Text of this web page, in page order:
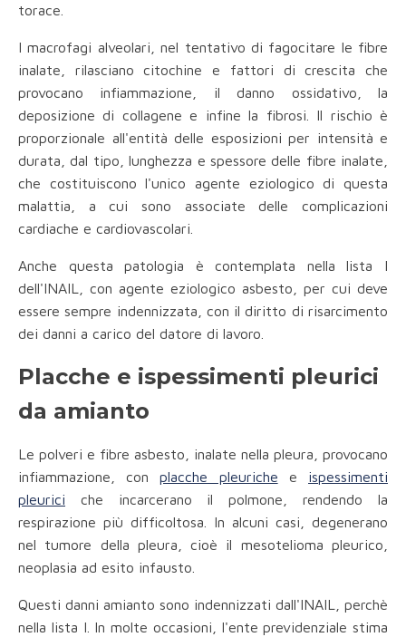
torace.
I macrofagi alveolari, nel tentativo di fagocitare le fibre
inalate, rilasciano citochine e fattori di crescita che
provocano infiammazione, il danno ossidativo, la
deposizione di collagene e infine la fibrosi. Il rischio è
proporzionale all'entità delle esposizioni per intensità e
durata, dal tipo, lunghezza e spessore delle fibre inalate,
che costituiscono l'unico agente eziologico di questa
malattia, a cui sono associate delle complicazioni
cardiache e cardiovascolari.
Anche questa patologia è contemplata nella lista I
dell'INAIL, con agente eziologico asbesto, per cui deve
essere sempre indennizzata, con il diritto di risarcimento
dei danni a carico del datore di lavoro.
Placche e ispessimenti pleurici
da amianto
Le polveri e fibre asbesto, inalate nella pleura, provocano
infiammazione, conplacche pleuriche e ispessimenti
pleurici che incarcerano il polmone, rendendo la
respirazione più difficoltosa. In alcuni casi, degenerano
nel tumore della pleura, cioè il mesotelioma pleurico,
neoplasia ad esito infausto.
Questi danni amianto sono indennizzati dall'INAIL, perchè
nella lista I. In molte occasioni, l'ente previdenziale stima